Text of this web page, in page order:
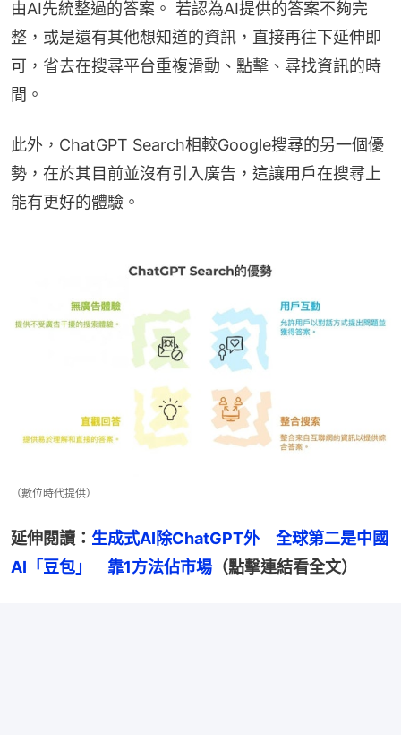
由AI先統整過的答案。 若認為AI提供的答案不夠完
整，或是還有其他想知道的資訊，直接再往下延伸即
可，省去在搜尋平台重複滑動、點擊、尋找資訊的時
間。
此外，ChatGPT Search相較Google搜尋的另一個優
勢，在於其目前並沒有引入廣告，這讓用戶在搜尋上
能有更好的體驗。
（數位時代提供）
延伸閱讀： 生成式AI除ChatGPT外　全球第二是中國
AI「豆包」　靠1方法佔市場 （點擊連結看全文）